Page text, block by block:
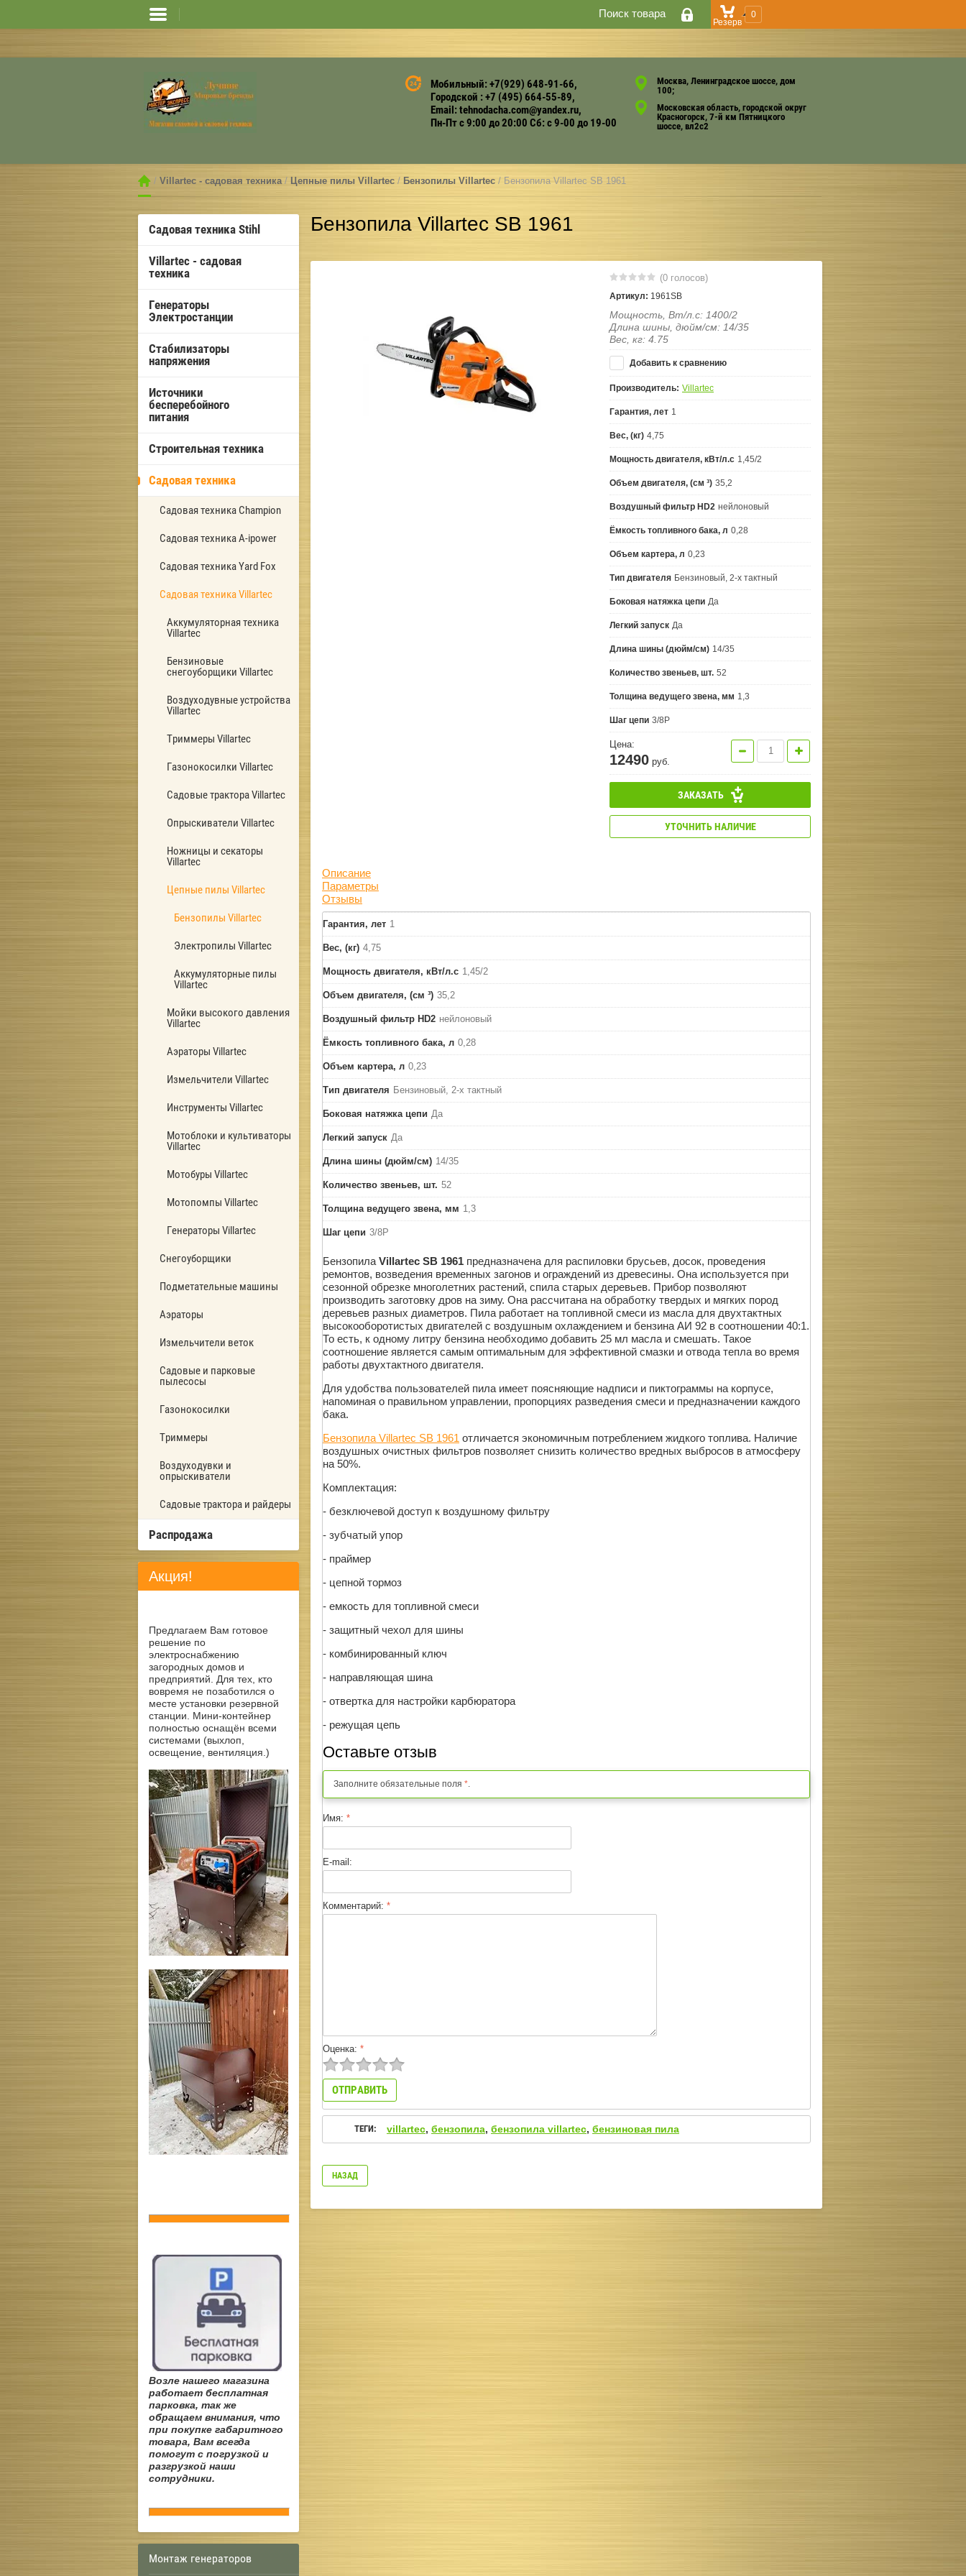
Оформление резерва на продукцию STIHL, VIKING Поиск товара
Резерв
0
Мобильный: +7(929) 648-91-66
Городской : +7 (495) 664-55-89
Email: tehnodacha.com@yandex.ru
Пн-Пт с 9:00 до 20:00 Сб: с 9-00 до 19-00
Москва, Ленинградское шоссе, дом
100;
Московская область, городской округ
Красногорск, 7-й км Пятницкого
шоссе, вл2с2
/ Villartec - садовая техника / Цепные пилы Villartec / Бензопилы Villartec / Бензопила Villartec SB 1961
Садовая техника Stihl
Villartec - садовая
техника
Генераторы
Электростанции
Стабилизаторы
напряжения
Источники
бесперебойного
питания
Строительная техника
Садовая техника
Садовая техника Champion
Садовая техника A-ipower
Садовая техника Yard Fox
Садовая техника Villartec
Аккумуляторная техника
Villartec
Бензиновые
снегоуборщики Villartec
Воздуходувные устройства
Villartec
Триммеры Villartec
Газонокосилки Villartec
Садовые трактора Villartec
Опрыскиватели Villartec
Ножницы и секаторы
Villartec
Цепные пилы Villartec
Бензопилы Villartec
Электропилы Villartec
Аккумуляторные пилы
Villartec
Мойки высокого давления
Villartec
Аэраторы Villartec
Измельчители Villartec
Инструменты Villartec
Мотоблоки и культиваторы
Villartec
Мотобуры Villartec
Мотопомпы Villartec
Генераторы Villartec
Снегоуборщики
Подметательные машины
Аэраторы
Измельчители веток
Садовые и парковые
пылесосы
Газонокосилки
Триммеры
Воздуходувки и
опрыскиватели
Садовые трактора и райдеры
Распродажа
Акция!
Предлагаем Вам готовое
решение по
электроснабжению
загородных домов и
предприятий. Для тех, кто
вовремя не позаботился о
месте установки резервной
станции. Мини-контейнер
полностью оснащён всеми
системами (выхлоп,
освещение, вентиляция.)
Возле нашего магазина
работает бесплатная
парковка, так же
обращаем внимания, что
при покупке габаритного
товара, Вам всегда
помогут с погрузкой и
разгрузкой наши
сотрудники.
Монтаж генераторов
Бензопила Villartec SB 1961
(0 голосов)
Артикул: 1961SB
Мощность, Вт/л.с: 1400/2
Длина шины, дюйм/см: 14/35
Вес, кг: 4.75
Добавить к сравнению
Производитель: Villartec
Гарантия, лет 1
Вес, (кг) 4,75
Мощность двигателя, кВт/л.с 1,45/2
Объем двигателя, (см ³) 35,2
Воздушный фильтр HD2 нейлоновый
Ёмкость топливного бака, л 0,28
Объем картера, л 0,23
Тип двигателя Бензиновый, 2-х тактный
Боковая натяжка цепи Да
Легкий запуск Да
Длина шины (дюйм/см) 14/35
Количество звеньев, шт. 52
Толщина ведущего звена, мм 1,3
Шаг цепи 3/8P
Цена:
12490 руб.
ЗАКАЗАТЬ
УТОЧНИТЬ НАЛИЧИЕ
Описание
Параметры
Отзывы
Гарантия, лет 1
Вес, (кг) 4,75
Мощность двигателя, кВт/л.с 1,45/2
Объем двигателя, (см ³) 35,2
Воздушный фильтр HD2 нейлоновый
Ёмкость топливного бака, л 0,28
Объем картера, л 0,23
Тип двигателя Бензиновый, 2-х тактный
Боковая натяжка цепи Да
Легкий запуск Да
Длина шины (дюйм/см) 14/35
Количество звеньев, шт. 52
Толщина ведущего звена, мм 1,3
Шаг цепи 3/8P
Бензопила Villartec SB 1961 предназначена для распиловки брусьев, досок, проведения
ремонтов, возведения временных загонов и ограждений из древесины. Она используется при
сезонной обрезке многолетних растений, спила старых деревьев. Прибор позволяют
производить заготовку дров на зиму. Она рассчитана на обработку твердых и мягких пород
деревьев разных диаметров. Пила работает на топливной смеси из масла для двухтактных
высокооборотистых двигателей с воздушным охлаждением и бензина АИ 92 в соотношении 40:1.
То есть, к одному литру бензина необходимо добавить 25 мл масла и смешать. Такое
соотношение является самым оптимальным для эффективной смазки и отвода тепла во время
работы двухтактного двигателя.
Для удобства пользователей пила имеет поясняющие надписи и пиктограммы на корпусе,
напоминая о правильном управлении, пропорциях разведения смеси и предназначении каждого
бака.
Бензопила Villartec SB 1961 отличается экономичным потреблением жидкого топлива. Наличие
воздушных очистных фильтров позволяет снизить количество вредных выбросов в атмосферу
на 50%.
Комплектация:
- безключевой доступ к воздушному фильтру
- зубчатый упор
- праймер
- цепной тормоз
- емкость для топливной смеси
- защитный чехол для шины
- комбинированный ключ
- направляющая шина
- отвертка для настройки карбюратора
- режущая цепь
Оставьте отзыв
Заполните обязательные поля *
Имя: *
E-mail:
Комментарий: *
Оценка: *
ТЕГИ: villartec, бензопила, бензопила villartec, бензиновая пила
НАЗАД